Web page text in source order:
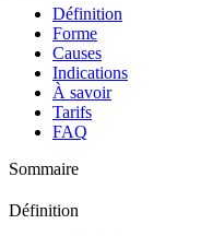
Définition
Forme
Causes
Indications
À savoir
Tarifs
FAQ
Sommaire
Définition